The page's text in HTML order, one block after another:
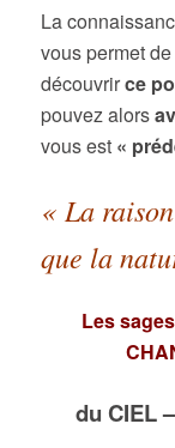
La
vous permet
découvrirce
pouvez alors
vous est «
« La
que la
Les
du CIEL –